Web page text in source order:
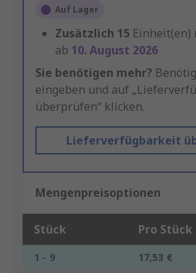
Auf Lager
Zusätzlich 15 Einheit(en)
ab 10. August 2026
Sie benötigen mehr?
eingeben und auf
überprüfen“ klicken.
Lieferverfügbarkeit
Mengenpreisoptionen
Stück Pro Stück
1 - 9
17,53 €